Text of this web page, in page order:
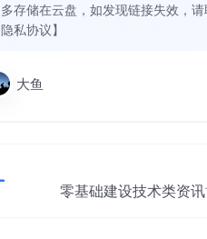
多存储在云盘，如发现链接失效，
隐私协议】
大鱼
零基础建设技术类资